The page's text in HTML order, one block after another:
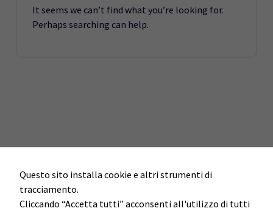
It seems we can’t find what you’re looking for.
Perhaps searching can help.
Questo sito installa cookie e altri strumenti di
tracciamento.
Cliccando “Accetta tutti” acconsenti all'utilizzo di tutti